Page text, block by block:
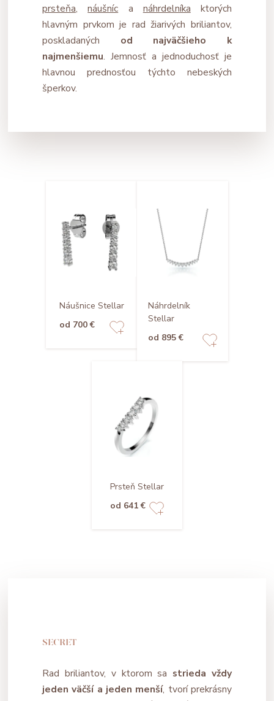
prsteňa,náušníc a náhrdelníka ktorých
hlavným prvkom je rad žiarivých briliantov,
poskladaných od najväčšieho k
najmenšiemu. Jemnosť a jednoduchosť je
hlavnou prednosťou týchto nebeských
šperkov.
Náušnice Stellar
od 700 €
Náhrdelník
Stellar
od 895 €
Prsteň Stellar
od 641 €
SECRET
Rad briliantov, v ktorom sa strieda vždy
jeden väčší a jeden menší, tvorí prekrásny